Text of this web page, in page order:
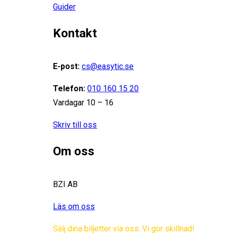
Guider
Kontakt
E-post:cs@easytic.se
Telefon: 010 160 15 20
Vardagar 10 – 16
Skriv till oss
Om oss
BZI AB
Läs om oss
Sälj dina biljetter via oss. Vi gör skillnad!